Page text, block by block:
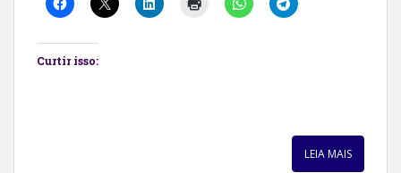
Curtir isso:
LEIA MAIS